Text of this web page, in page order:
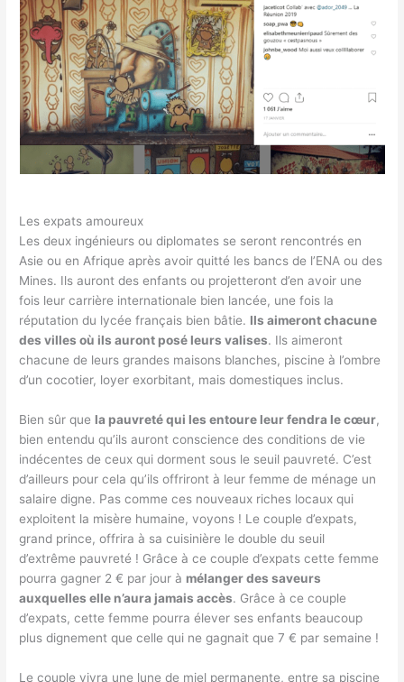
Les expats amoureux
Les deux ingénieurs ou diplomates se seront rencontrés en
Asie ou en Afrique après avoir quitté les bancs de l’ENA ou des
Mines. Ils auront des enfants ou projetteront d’en avoir une
fois leur carrière internationale bien lancée, une fois la
réputation du lycée français bien bâtie. Ils aimeront chacune
des villes où ils auront posé leurs valises. Ils aimeront
chacune de leurs grandes maisons blanches, piscine à l’ombre
d’un cocotier, loyer exorbitant, mais domestiques inclus.
Bien sûr que la pauvreté qui les entoure leur fendra le cœur,
bien entendu qu’ils auront conscience des conditions de vie
indécentes de ceux qui dorment sous le seuil pauvreté. C’est
d’ailleurs pour cela qu’ils offriront à leur femme de ménage un
salaire digne. Pas comme ces nouveaux riches locaux qui
exploitent la misère humaine, voyons ! Le couple d’expats,
grand prince, offrira à sa cuisinière le double du seuil
d’extrême pauvreté ! Grâce à ce couple d’expats cette femme
pourra gagner 2 € par jour à mélanger des saveurs
auxquelles elle n’aura jamais accès. Grâce à ce couple
d’expats, cette femme pourra élever ses enfants beaucoup
plus dignement que celle qui ne gagnait que 7 € par semaine !
Le couple vivra une lune de miel permanente, entre sa piscine